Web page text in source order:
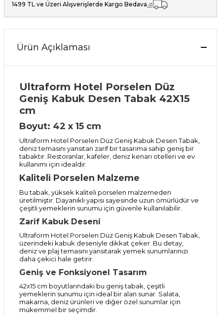
1499 TL ve Üzeri Alışverişlerde Kargo Bedava
Ürün Açıklaması
Ultraform Hotel Porselen Düz
Geniş Kabuk Desen Tabak 42X15
cm
Boyut: 42 x 15 cm
Ultraform Hotel Porselen Düz Geniş Kabuk Desen Tabak,
deniz temasını yansıtan zarif bir tasarıma sahip geniş bir
tabaktır. Restoranlar, kafeler, deniz kenarı otelleri ve ev
kullanımı için idealdir.
Kaliteli Porselen Malzeme
Bu tabak, yüksek kaliteli porselen malzemeden
üretilmiştir. Dayanıklı yapısı sayesinde uzun ömürlüdür ve
çeşitli yemeklerin sunumu için güvenle kullanılabilir.
Zarif Kabuk Deseni
Ultraform Hotel Porselen Düz Geniş Kabuk Desen Tabak,
üzerindeki kabuk deseniyle dikkat çeker. Bu detay,
deniz ve plaj temasını yansıtarak yemek sunumlarınızı
daha çekici hale getirir.
Geniş ve Fonksiyonel Tasarım
42x15 cm boyutlarındaki bu geniş tabak, çeşitli
yemeklerin sunumu için ideal bir alan sunar. Salata,
makarna, deniz ürünleri ve diğer özel sunumlar için
mükemmel bir seçimdir.